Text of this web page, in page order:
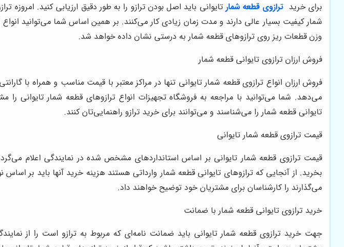
برای خرید ترازوی قطعه شمار تایوانی باید اصل بودن ترازو را به طور دقیق ارزیابی کنید.
شمار کیفیت بسیار عالی دارند و مدت زمان زیادی کار می‌کنند. بر همین اساس شما می‌توانید
وزن قطعات ریز روی ترازوهای قطعه شمار به درستی نشان داده خواهد شد.
فروش ارزان ترازوی تایوانی قطعه شمار
فروش ارزان انواع ترازوی قطعه شمار تایوانی تنها در مراکز معتبر با قیمت مناسب و همراه با
می‌دهد. شما می‌توانید با مراجعه به فروشگاه تجهیزات انواع ترازوهای قطعه شمار تایوانی
تایوانی قطعه شمار را می‌شناسند و می‌توانند برای خرید ترازو راهنمایی‌تان کنند.
قیمت ترازوی قطعه شمار تایوانی
قیمت ترازوی قطعه شمار تایوانی بر اساس استانداردهای مشخص شده در نمایندگی اعلام
بخرید. از آنجایی که ترازوهای تایوانی قطعه شمار وارداتی هستند هزینه خرید آنها باید بر
می‌گذارند را کارشناسان برای مشتریان خود توضیح خواهند داد.
خرید ترازوی تایوانی قطعه شمار با ضمانت
جهت خرید ترازوی قطعه شمار تایوانی باید ضمانت نامه‌ای که مربوط به ترازو است را از